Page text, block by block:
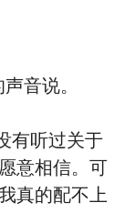
音说。
听过关于
意相信。可
真的配不上